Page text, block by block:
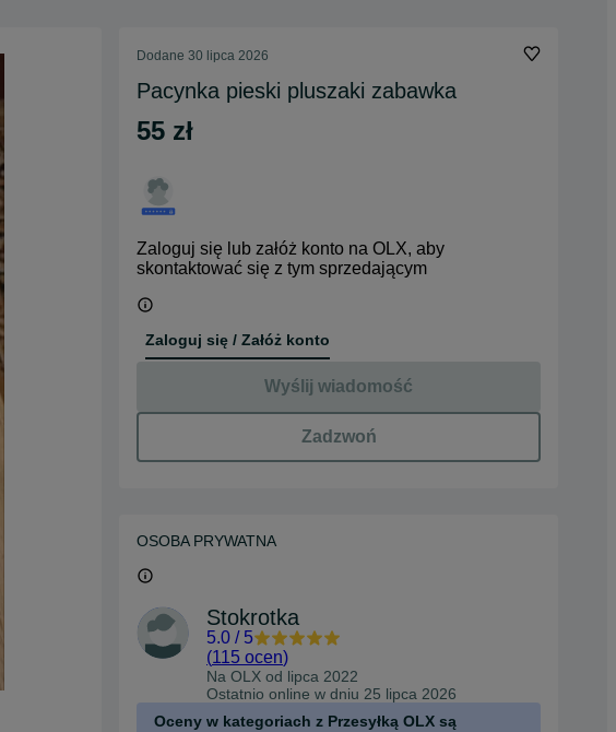
Dodane 30 lipca 2026
Pacynka pieski pluszaki zabawka
55 zł
Zaloguj się lub załóż konto na OLX, aby
skontaktować się z tym sprzedającym
Zaloguj się / Załóż konto
Wyślij wiadomość
Zadzwoń
OSOBA PRYWATNA
Stokrotka
5.0 / 5
(115 ocen)
Na OLX od lipca 2022
Ostatnio online w dniu 25 lipca 2026
Oceny w kategoriach z Przesyłką OLX są